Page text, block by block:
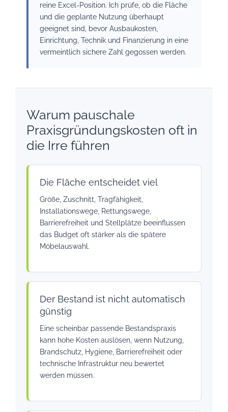
reine Excel-Position. Ich prüfe, ob die Fläche
und die geplante Nutzung überhaupt
geeignet sind, bevor Ausbaukosten,
Einrichtung, Technik und Finanzierung in eine
vermeintlich sichere Zahl gegossen werden.
Warum pauschale
Praxisgründungskosten oft in
die Irre führen
Die Fläche entscheidet viel
Größe, Zuschnitt, Tragfähigkeit,
Installationswege, Rettungswege,
Barrierefreiheit und Stellplätze beeinflussen
das Budget oft stärker als die spätere
Möbelauswahl.
Der Bestand ist nicht automatisch
günstig
Eine scheinbar passende Bestandspraxis
kann hohe Kosten auslösen, wenn Nutzung,
Brandschutz, Hygiene, Barrierefreiheit oder
technische Infrastruktur neu bewertet
werden müssen.